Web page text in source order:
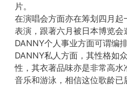
片。
在演唱会方面亦在筹划四月起
表演，跟著六月被日本博览会
DANNY个人事业方面可谓编
DANNY私人方面，其性格如
性，其衣著品味亦是非常高水
音乐和游泳，相信这位歌龄已